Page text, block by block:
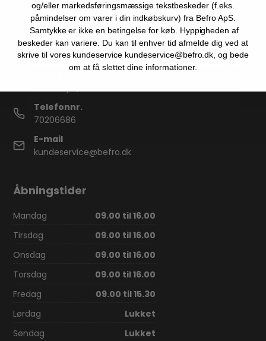
Kontakt os
Gunnar Clausens Vej 58 - Kun til afhentning af
Telefonnr.
70206686
E-mail
kundeservice@befro.dk
Åbningstider
Mandag
09.00 til 16.00
Tirsdag
09.00 til 16.00
Onsdag
09.00 til 16.00
Torsdag
09.00 til 16.00
Fredag
09.00 til 15.30
Lørdag
Lukket
Søndag
Lukket
og/eller markedsføringsmæssige tekstbeskeder (f.eks.
påmindelser om varer i din indkøbskurv) fra Befro ApS.
Samtykke er ikke en betingelse for køb. Hyppigheden af
beskeder kan variere. Du kan til enhver tid afmelde dig ved at
skrive til vores kundeservice kundeservice@befro.dk, og bede
om at få slettet dine informationer.